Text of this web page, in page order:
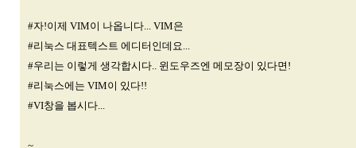
#자!이제 VIM이 나옵니다... VIM은
#리눅스 대표텍스트 에디터인데요...
#우리는 이렇게 생각합시다.. 윈도우즈엔 메모장이 있다면!
#리눅스에는 VIM이 있다!!
#VI창을 봅시다...
~